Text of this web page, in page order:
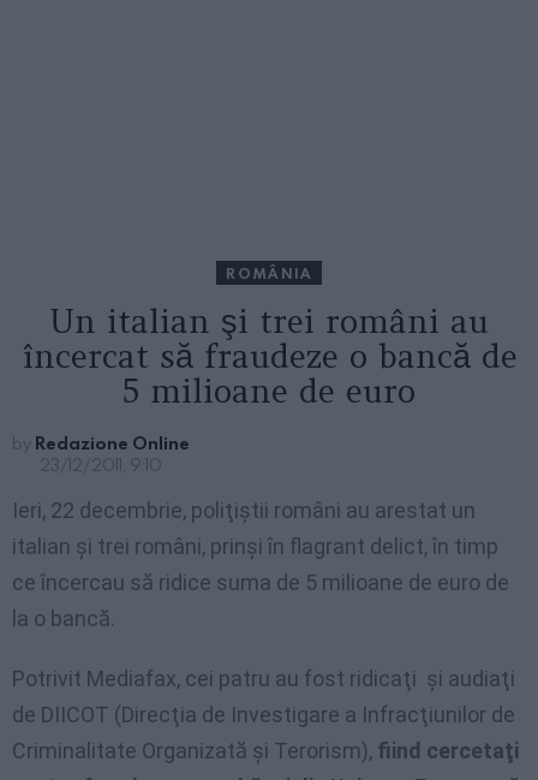
ROMÂNIA
Un italian şi trei români au
încercat să fraudeze o bancă de
5 milioane de euro
by Redazione Online
23/12/2011, 9:10
Ieri, 22 decembrie, poliţiştii români au arestat un
italian şi trei români, prinşi în flagrant delict, în timp
ce încercau să ridice suma de 5 milioane de euro de
la o bancă.
Potrivit Mediafax, cei patru au fost ridicaţi şi audiaţi
de DIICOT (Direcţia de Investigare a Infracţiunilor de
Criminalitate Organizată şi Terorism), fiind cercetaţi